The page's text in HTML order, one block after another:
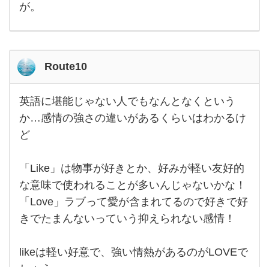
が。
Route10
英語
に堪
能じ
ゃな
なん
とな
くと
いう
か…
感情
の強
があ
るく
英語に堪能じゃない人でもなんとなくという
か…感情の強さの違いがあるくらいはわかるけ
ど
「Like」は物事が好きとか、好みが軽い友好的
な意味で使われることが多いんじゃないかな！
「Love」ラブって愛が含まれてるので好きで好
きでたまんないっていう抑えられない感情！
likeは軽い好意で、強い情熱があるのがLOVEで